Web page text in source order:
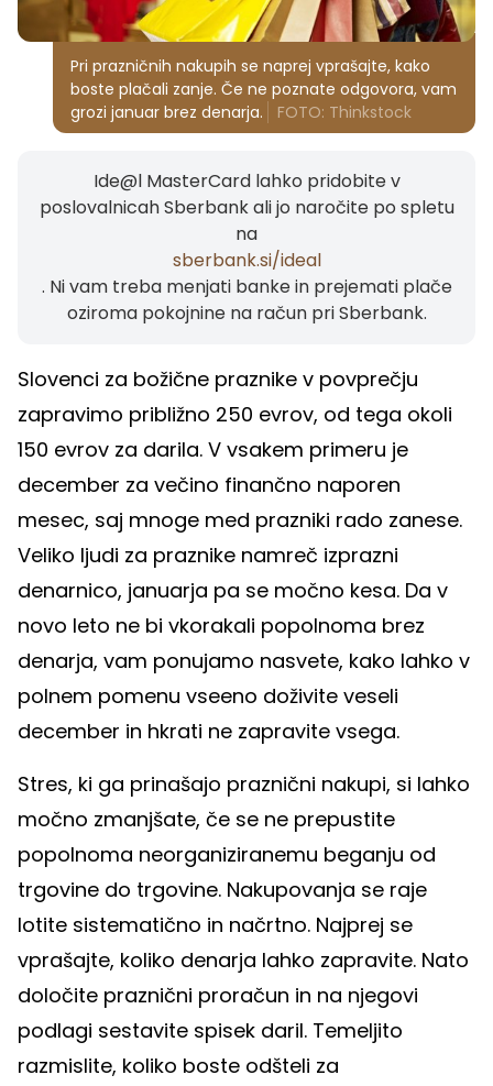
Pri prazničnih nakupih se naprej vprašajte, kako
boste plačali zanje. Če ne poznate odgovora, vam
grozi januar brez denarja.
FOTO: Thinkstock
Ide@l MasterCard lahko pridobite v
poslovalnicah Sberbank ali jo naročite po spletu
na
sberbank.si/ideal
. Ni vam treba menjati banke in prejemati plače
oziroma pokojnine na račun pri Sberbank.
Slovenci za božične praznike v povprečju
zapravimo približno 250 evrov, od tega okoli
150 evrov za darila. V vsakem primeru je
december za večino finančno naporen
mesec, saj mnoge med prazniki rado zanese.
Veliko ljudi za praznike namreč izprazni
denarnico, januarja pa se močno kesa. Da v
novo leto ne bi vkorakali popolnoma brez
denarja, vam ponujamo nasvete, kako lahko v
polnem pomenu vseeno doživite veseli
december in hkrati ne zapravite vsega.
Stres, ki ga prinašajo praznični nakupi, si lahko
močno zmanjšate, če se ne prepustite
popolnoma neorganiziranemu beganju od
trgovine do trgovine. Nakupovanja se raje
lotite sistematično in načrtno. Najprej se
vprašajte, koliko denarja lahko zapravite. Nato
določite praznični proračun in na njegovi
podlagi sestavite spisek daril. Temeljito
razmislite, koliko boste odšteli za